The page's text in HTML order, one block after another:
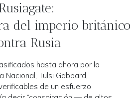
del imperio británico
Rusia
hasta ahora por la
Nacional, Tulsi Gabbard,
de un esfuerzo